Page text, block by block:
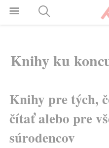
Knihy ku
Knihy pre tých,
čítať alebo pre
súrodencov